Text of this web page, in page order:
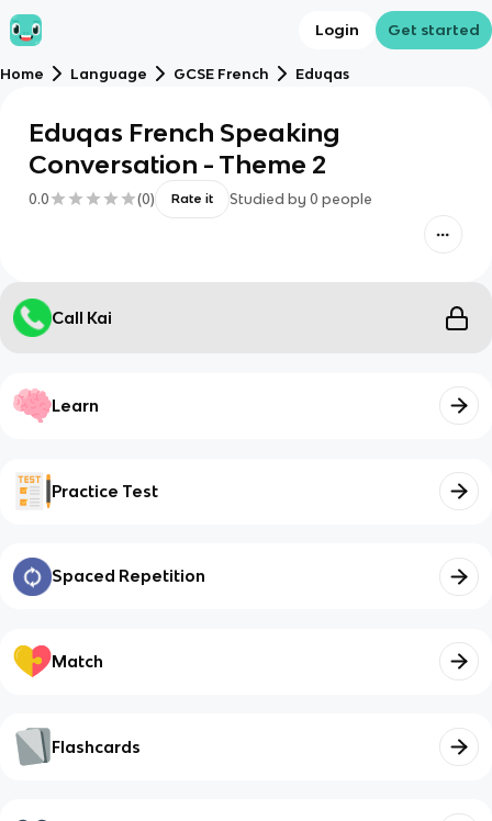
Login Get started
Home Language GCSE French Eduqas
Eduqas French Speaking
Conversation - Theme 2
0.0 (0) Rate it Studied by 0 people
Call Kai
Learn
Practice Test
Spaced Repetition
Match
Flashcards